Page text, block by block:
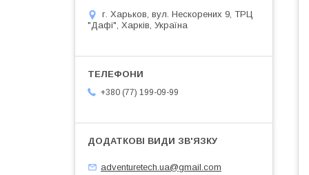
г. Харьков, вул. Нескорених 9, ТРЦ
"Дафі", Харків, Україна
+380 (77) 199-09-99
adventuretech.ua@gmail.com